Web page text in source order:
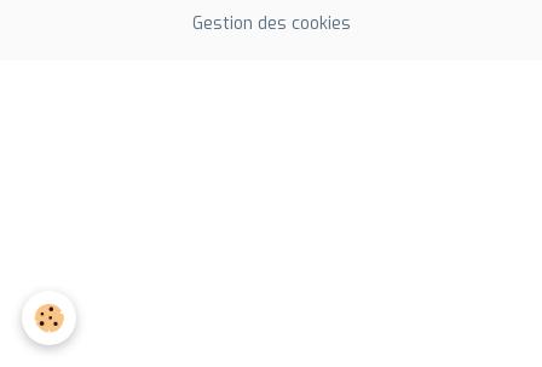
Gestion des cookies